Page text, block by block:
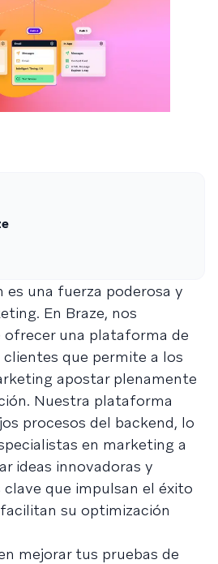
es una fuerza poderosa y
En Braze, nos
una plataforma de
que permite a los
apostar plenamente
Nuestra plataforma
procesos del backend, lo
en marketing a
ideas innovadoras y
que impulsan el éxito
su optimización
mejorar tus pruebas de